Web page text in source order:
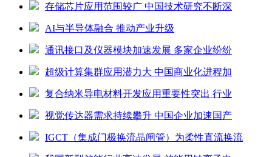
存储芯片应用范围较广 中国技术研究不断深
AI与半导体融合 推动产业升级
通讯接口及仪器模块加速发展 多家企业纷纷
超级计算集群应用潜力大 中国商业化进程加
复合纳米导电材料开发应用重要性突出 行业
视觉传达器需求持续攀升 中国企业加速国产
IGCT（集成门极换流晶闸管）为柔性直流换流